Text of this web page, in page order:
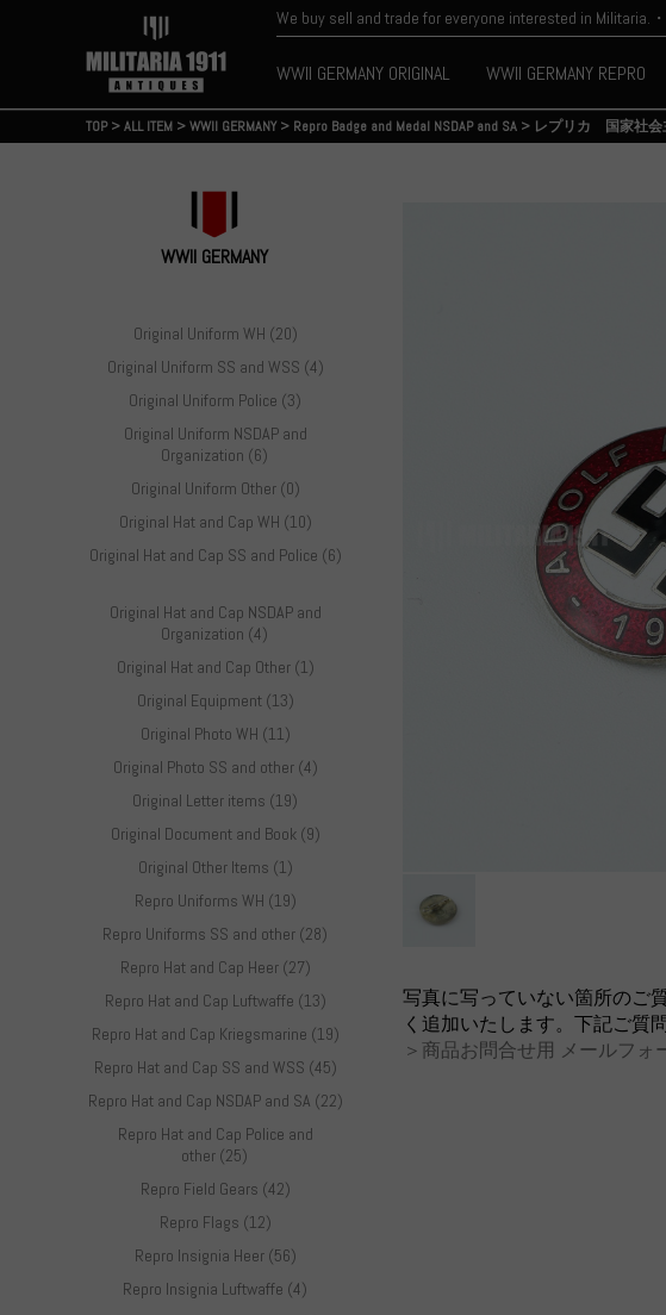
We buy sell and trade for everyone interested in Militaria.
WWII GERMANY ORIGINAL WWII GERMANY REPRO
TOP>ALL ITEM >WWII GERMANY > Repro Badge and Medal NSDAP and SA > レプリカ 国家社
WWII GERMANY
Original Uniform WH (20)
Original Uniform SS and WSS (4)
Original Uniform Police (3)
Original Uniform NSDAP and
Organization (6)
Original Uniform Other (0)
Original Hat and Cap WH (10)
Original Hat and Cap SS and Police (6)
Original Hat and Cap NSDAP and
Organization (4)
Original Hat and Cap Other (1)
Original Equipment (13)
Original Photo WH (11)
Original Photo SS and other (4)
Original Letter items (19)
Original Document and Book (9)
Original Other Items (1)
Repro Uniforms WH (19)
Repro Uniforms SS and other (28)
Repro Hat and Cap Heer (27)
Repro Hat and Cap Luftwaffe (13)
Repro Hat and Cap Kriegsmarine (19)
Repro Hat and Cap SS and WSS (45)
Repro Hat and Cap NSDAP and SA (22)
Repro Hat and Cap Police and
other (25)
Repro Field Gears (42)
Repro Flags (12)
Repro Insignia Heer (56)
Repro Insignia Luftwaffe (4)
写真に写っていない箇所のご
く追加いたします。下記ご質
＞商品お問合せ用 メールフォ